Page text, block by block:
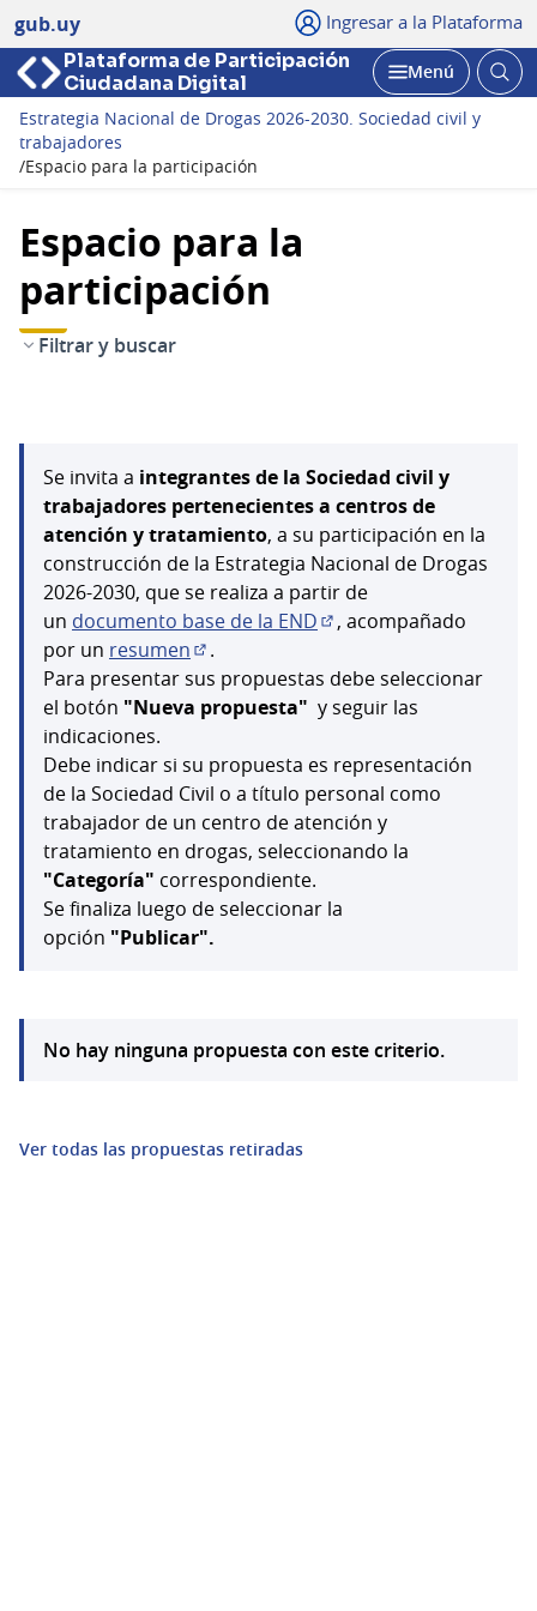
gub.uy Ingresar a la Plataforma
Plataforma de Participación
Ciudadana Digital
Abrir
Menú
Estrategia Nacional de Drogas 2026-2030. Sociedad civil y
trabajadores
/Espacio para la participación
Espacio para la
participación
Filtrar y buscar
Se invita a integrantes de la Sociedad civil y
trabajadores pertenecientes a centros de
atención y tratamiento, a su participación en la
construcción de la Estrategia Nacional de Drogas
2026-2030, que se realiza a partir de
un documento base de la END
(Abrir en una pestaña
, acompañado
por un resumen
(Abrir en una pestaña nueva)
.
Para presentar sus propuestas debe seleccionar
el botón "Nueva propuesta" y seguir las
indicaciones.
Debe indicar si su propuesta es representación
de la Sociedad Civil o a título personal como
trabajador de un centro de atención y
tratamiento en drogas, seleccionando la
"Categoría" correspondiente.
Se finaliza luego de seleccionar la
opción "Publicar".
No hay ninguna propuesta con este criterio.
Ver todas las propuestas retiradas